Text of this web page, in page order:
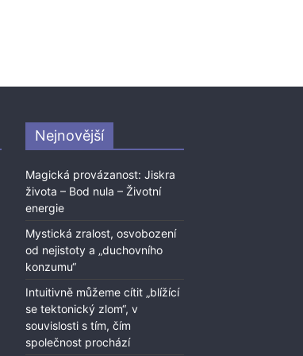
Nejnovější
Magická provázanost: Jiskra
života – Bod nula – Životní
energie
Mystická zralost, osvobození
od nejistoty a „duchovního
konzumu“
Intuitivně můžeme cítit „blížící
se tektonický zlom“, v
souvislosti s tím, čím
společnost prochází